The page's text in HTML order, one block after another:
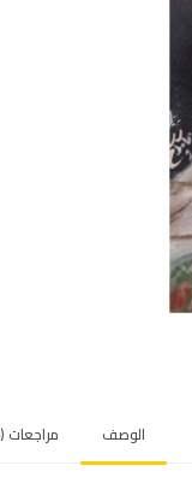
الوصف مراجعات (0)